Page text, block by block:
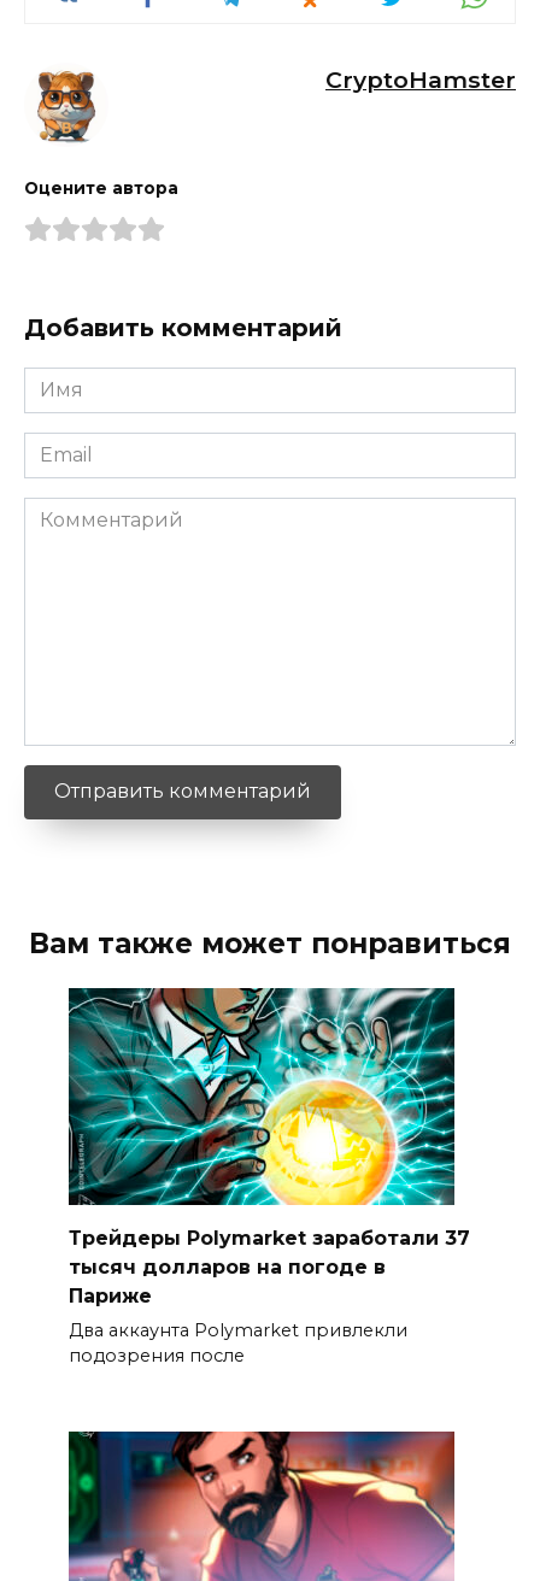
CryptoHamster
Оцените автора
Добавить комментарий
Имя
*
Email
*
Комментарий
Вам также может понравиться
Трейдеры Polymarket заработали 37
тысяч долларов на погоде в
Париже
Два аккаунта Polymarket привлекли
подозрения после